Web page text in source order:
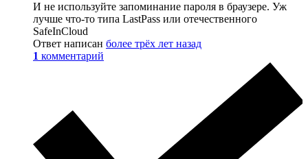
И не используйте запоминание пароля в браузере. Уж
лучше что-то типа LastPass или отечественного
SafeInCloud
Ответ написан более трёх лет назад
1 комментарий